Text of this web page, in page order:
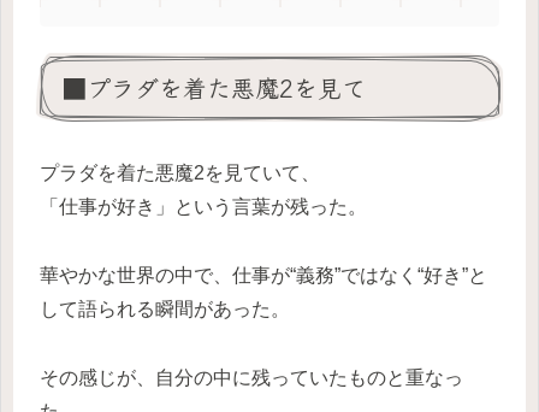
■プラダを着た悪魔2を見て
プラダを着た悪魔2を見ていて、
「仕事が好き」という言葉が残った。
華やかな世界の中で、仕事が“義務”ではなく“好き”と
して語られる瞬間があった。
その感じが、自分の中に残っていたものと重なっ